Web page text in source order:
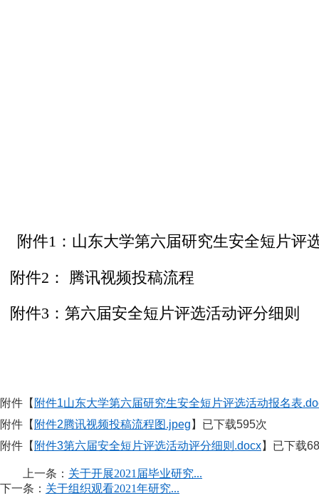
附件1： 山东大学第六届研究生安全短片评
附件2：
腾讯视频投稿流程
附件3： 第六届安全短片评选活动评分细则
附件【 附件1山东大学第六届研究生安全短片评选活动报名表
附件【 附件2腾讯视频投稿流程图.jpeg 】已下载595次
附件【 附件3第六届安全短片评选活动评分细则.docx】已下载
上一条： 关于开展2021届毕业研究...
下一条： 关于组织观看2021年研究...